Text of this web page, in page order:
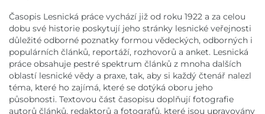
Časopis Lesnická práce vychází již od roku 1922 a za celou
dobu své historie poskytují jeho stránky lesnické veřejnosti
důležité odborné poznatky formou vědeckých, odborných i
populárních článků, reportáží, rozhovorů a anket. Lesnická
práce obsahuje pestré spektrum článků z mnoha dalších
oblastí lesnické vědy a praxe, tak, aby si každý čtenář nalezl
téma, které ho zajímá, které se dotýká oboru jeho
působnosti. Textovou část časopisu doplňují fotografie
autorů článků, redaktorů a fotografů, které jsou upravovány